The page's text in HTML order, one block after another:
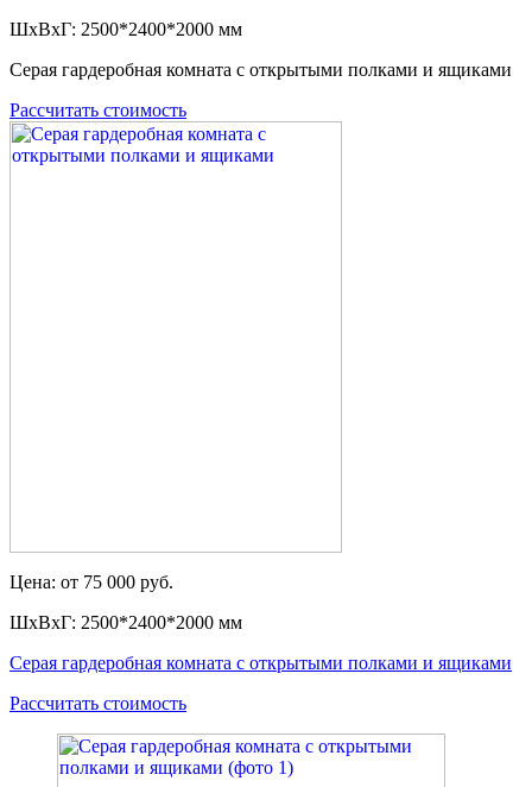
ШxВxГ: 2500*2400*2000 мм
Серая гардеробная комната с открытыми полками и ящиками
Рассчитать стоимость
Цена: от 75 000 руб.
ШxВxГ: 2500*2400*2000 мм
Серая гардеробная комната с открытыми полками и ящиками
Рассчитать стоимость